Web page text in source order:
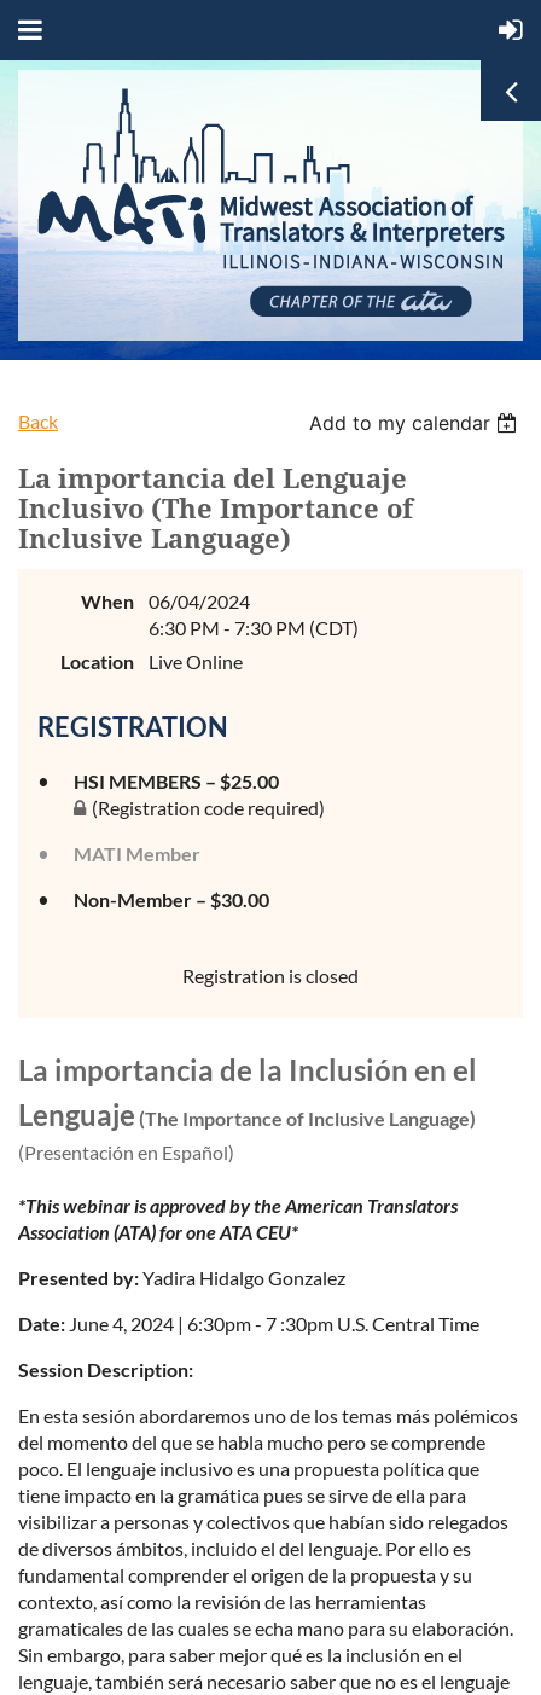
Back Add to my calendar
La importancia del Lenguaje
Inclusivo (The Importance of
Inclusive Language)
When
06/04/2024
6:30 PM - 7:30 PM (CDT)
Location
Live Online
REGISTRATION
HSI MEMBERS – $25.00
(Registration code required)
MATI Member
Non-Member – $30.00
Registration is closed
La importancia de la Inclusión en el
Lenguaje (The Importance of Inclusive Language)
(Presentación en Español)
*This webinar is approved by the American Translators
Association (ATA) for one ATA CEU*
Presented by:Yadira Hidalgo Gonzalez
Date: June 4, 2024 | 6:30pm - 7 :30pm U.S. Central Time
Session Description:
En esta sesión abordaremos uno de los temas más polémicos
del momento del que se habla mucho pero se comprende
poco. El lenguaje inclusivo es una propuesta política que
tiene impacto en la gramática pues se sirve de ella para
visibilizar a personas y colectivos que habían sido relegados
de diversos ámbitos, incluido el del lenguaje. Por ello es
fundamental comprender el origen de la propuesta y su
contexto, así como la revisión de las herramientas
gramaticales de las cuales se echa mano para su elaboración.
Sin embargo, para saber mejor qué es la inclusión en el
lenguaje, también será necesario saber que no es el lenguaje